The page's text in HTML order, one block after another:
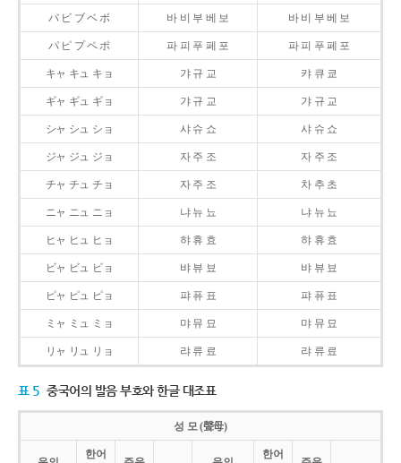
バ ビ ブ ベ ボ 바 비 부 베 보 바 비 부 베 보
パ ピ プ ペ ポ 파 피 푸 페 포 파 피 푸 페 포
キャ キュ キョ 갸 규 교 캬 큐 쿄
ギャ ギュ ギョ 갸 규 교 갸 규 교
シャ シュ ショ 샤 슈 쇼 샤 슈 쇼
ジャ ジュ ジョ 자 주 조 자 주 조
チャ チュ チョ 자 주 조 차 추 초
ニャ ニュ ニョ 냐 뉴 뇨 냐 뉴 뇨
ヒャ ヒュ ヒョ 햐 휴 효 햐 휴 효
ビャ ビュ ビョ 뱌 뷰 뵤 뱌 뷰 뵤
ピャ ピュ ピョ 퍄 퓨 표 퍄 퓨 표
ミャ ミュ ミョ 먀 뮤 묘 먀 뮤 묘
リャ リュ リョ 랴 류 료 랴 류 료
표 5 중국어의 발음 부호와 한글 대조표
성 모 (聲母)
한어
한어